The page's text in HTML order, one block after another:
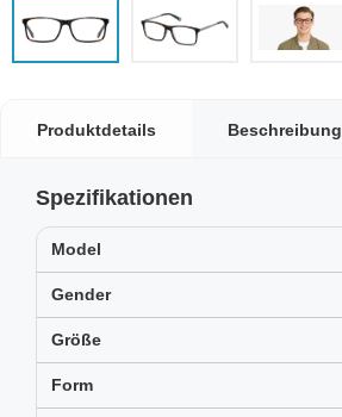
Produktdetails Beschreibung
Spezifikationen
Model
Gender
Größe
Form